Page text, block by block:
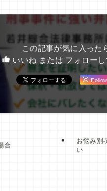
この記事が気に入った
いいね または フォローし
合
お悩み別
い